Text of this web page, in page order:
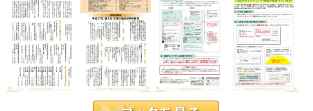
運営：福博印刷
saga ebooksとは